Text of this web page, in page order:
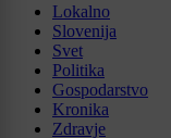
Lokalno
Slovenija
Svet
Politika
Gospodarstvo
Kronika
Zdravje